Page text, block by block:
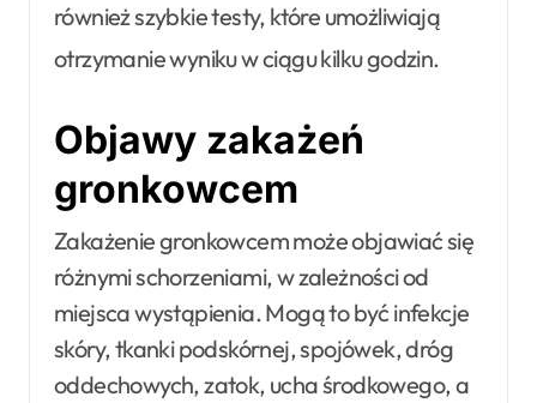
również szybkie testy, które umożliwiają
otrzymanie wyniku w ciągu kilku godzin.
Objawy zakażeń
gronkowcem
Zakażenie gronkowcem może objawiać się
różnymi schorzeniami, w zależności od
miejsca wystąpienia. Mogą to być infekcje
skóry, tkanki podskórnej, spojówek, dróg
oddechowych, zatok, ucha środkowego, a